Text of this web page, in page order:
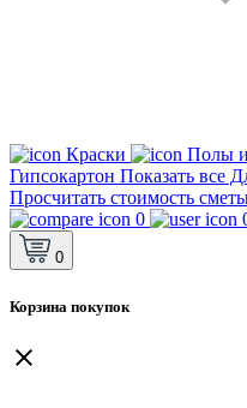
Краски Полы
Гипсокартон Показать все
Просчитать стоимость
0
0
Корзина покупок